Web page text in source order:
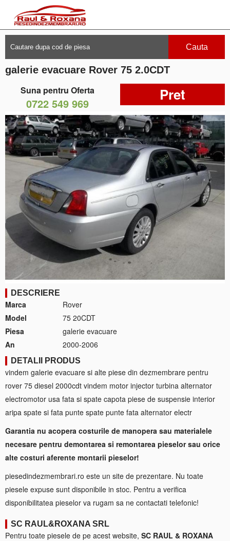
Cauta
galerie evacuare Rover 75 2.0CDT
Suna pentru Oferta
0722 549 969 Pret
DESCRIERE
Marca
Rover
Model
75 20CDT
Piesa
galerie evacuare
An
2000-2006
DETALII PRODUS
vindem galerie evacuare si alte piese din dezmembrare pentru
rover 75 diesel 2000cdt vindem motor injector turbina alternator
electromotor usa fata si spate capota piese de suspensie interior
aripa spate si fata punte spate punte fata alternator electr
Garantia nu acopera costurile de manopera sau materialele
necesare pentru demontarea si remontarea pieselor sau orice
alte costuri aferente montarii pieselor!
piesedindezmembrari.ro este un site de prezentare. Nu toate
piesele expuse sunt disponibile in stoc. Pentru a verifica
disponibilitatea pieselor va rugam sa ne contactati telefonic!
SC RAUL&ROXANA SRL
Pentru toate piesele de pe acest website, SC RAUL & ROXANA